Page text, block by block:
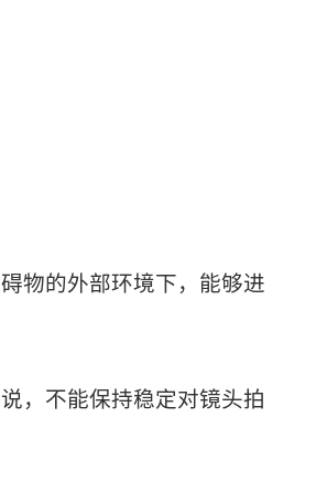
物的外部环境下，能够进
，不能保持稳定对镜头拍